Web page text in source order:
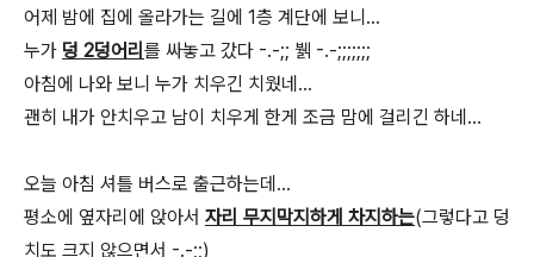
어제 밤에 집에 올라가는 길에 1층 계단에 보니...
누가 덩 2덩어리 를 싸놓고 갔다 -.-;; 뷁 -.-;;;;;;;
아침에 나와 보니 누가 치우긴 치웠네...
괜히 내가 안치우고 남이 치우게 한게 조금 맘에 걸리긴 하네...
오늘 아침 셔틀 버스로 출근하는데...
평소에 옆자리에 앉아서 자리 무지막지하게 차지하는(그렇다고 덩
치도 크지 않으면서 -.-;;)